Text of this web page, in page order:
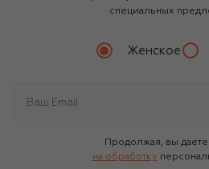
специальных
Женское
Продолжая, вы даете
на обработку